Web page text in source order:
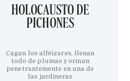
HOLOCAUSTO DE
PICHONES
Cagan los alféizares, llenan
todo de plumas y orinan
penetrantemente en una de
las jardineras